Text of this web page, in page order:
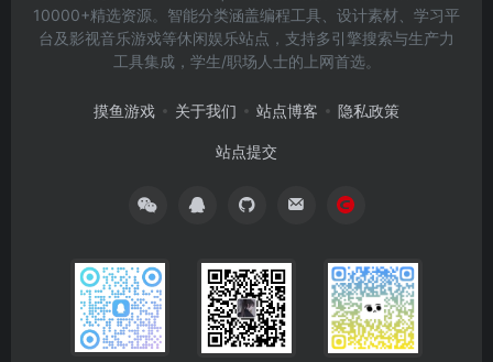
10000+精选资源。智能分类涵盖编程工具、设计素材、学习平
台及影视音乐游戏等休闲娱乐站点，支持多引擎搜索与生产力
工具集成，学生/职场人士的上网首选。
摸鱼游戏 关于我们 站点博客 隐私政策
站点提交